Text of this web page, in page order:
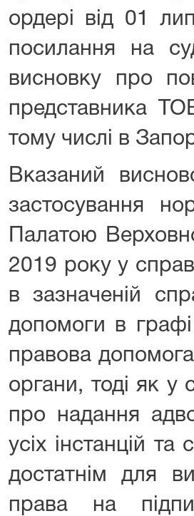
ордері від 01
посилання на
висновку про
представника
тому числі в
Вказаний
застосування
Палатою
2019 року у
в зазначеній
допомоги в
правова
органи, тоді як у
про надання
усіх інстанцій
достатнім для
права на